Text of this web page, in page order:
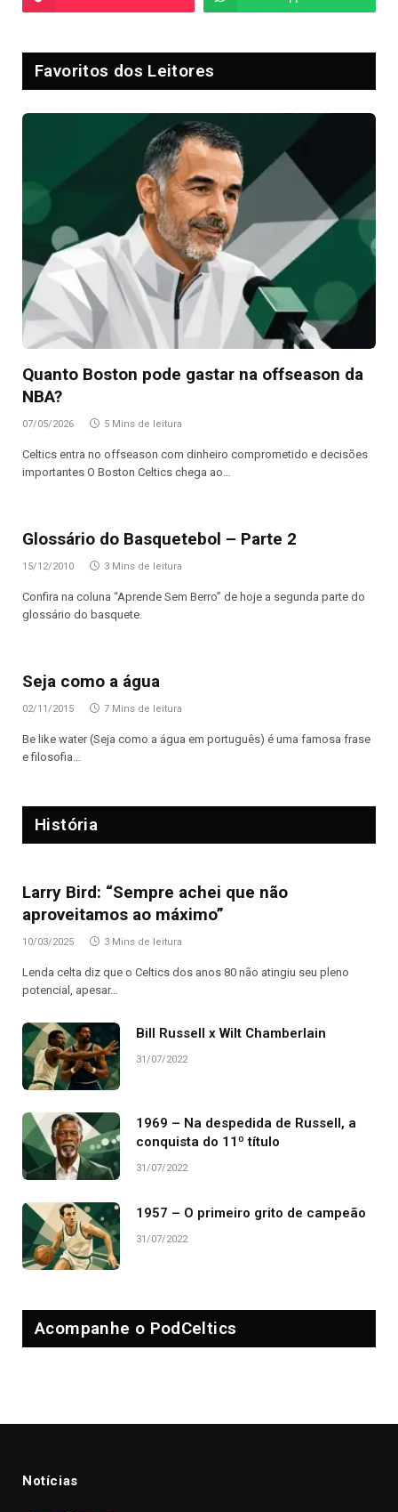
Favoritos dos Leitores
Quanto Boston pode gastar na offseason da
NBA?
07/05/2026 5 Mins de leitura
Celtics entra no offseason com dinheiro comprometido e decisões
importantes O Boston Celtics chega ao…
Glossário do Basquetebol – Parte 2
15/12/2010 3 Mins de leitura
Confira na coluna “Aprende Sem Berro” de hoje a segunda parte do
glossário do basquete.
Seja como a água
02/11/2015 7 Mins de leitura
Be like water (Seja como a água em português) é uma famosa frase
e filosofia…
História
Larry Bird: “Sempre achei que não
aproveitamos ao máximo”
10/03/2025 3 Mins de leitura
Lenda celta diz que o Celtics dos anos 80 não atingiu seu pleno
potencial, apesar…
Bill Russell x Wilt Chamberlain
31/07/2022
1969 – Na despedida de Russell, a
conquista do 11º título
31/07/2022
1957 – O primeiro grito de campeão
31/07/2022
Acompanhe o PodCeltics
Notícias